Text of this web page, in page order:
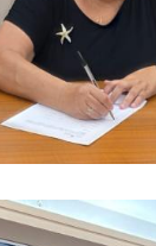
S. socials